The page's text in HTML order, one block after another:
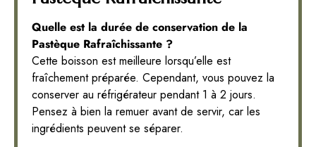
Quelle est la durée de conservation de la
Pastèque Rafraîchissante ?
Cette boisson est meilleure lorsqu’elle est
fraîchement préparée. Cependant, vous pouvez la
conserver au réfrigérateur pendant 1 à 2 jours.
Pensez à bien la remuer avant de servir, car les
ingrédients peuvent se séparer.